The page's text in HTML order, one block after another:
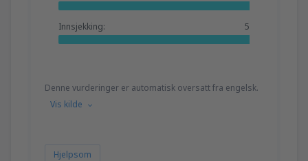
Innsjekking: 5
Denne vurderinger er automatisk oversatt fra engelsk.
Vis kilde
Hjelpsom